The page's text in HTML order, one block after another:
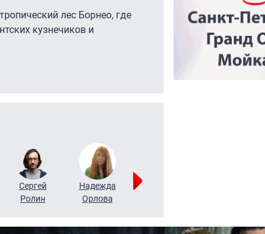
лес Борнео, где
кузнечиков и
Сергей
Ролин
Надежда
Орлова